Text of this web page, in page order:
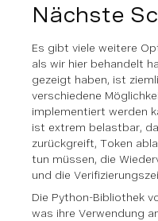
Nächste
Es gibt viele weitere
als wir hier behandelt
gezeigt haben, ist
verschiedene
implementiert werden
ist extrem belastbar,
zurückgreift, Token
tun müssen, die
und die
Die Python-Bibliothek
was ihre Verwendung